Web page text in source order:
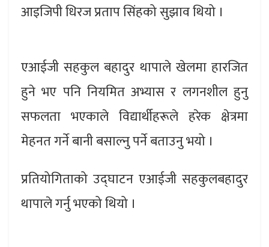
आइजिपी धिरज प्रताप सिंहको सुझाव थियो ।
एआईजी सहकुल बहादुर थापाले खेलमा हारजित
हुने भए पनि नियमित अभ्यास र लगनशील हुनु
सफलता भएकाले विद्यार्थीहरूले हरेक क्षेत्रमा
मेहनत गर्ने बानी बसाल्नु पर्ने बताउनु भयो ।
प्रतियोगिताको उद्घाटन एआईजी सहकुलबहादुर
थापाले गर्नु भएको थियो ।